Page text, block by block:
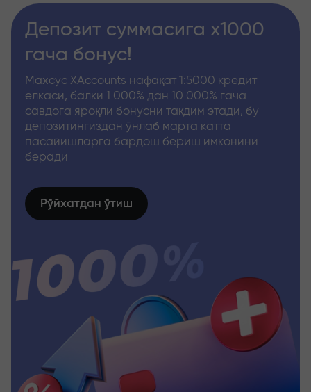
Депозит суммасига x1000
гача бонус!
Махсус XAccounts нафақат 1:5000 кредит
елкаси, балки 1 000% дан 10 000% гача
савдога яроқли бонусни тақдим этади, бу
депозитингиздан ўнлаб марта катта
пасайишларга бардош бериш имконини
беради
Рўйхатдан ўтиш